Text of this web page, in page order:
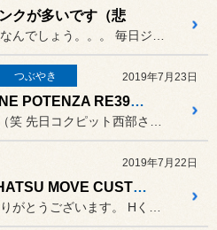
クが多いです（悲
つぶやき 2019年7月23日
BRIDGESTONE POTENZA RE39R ⁉ ❓
2019年7月22日
LA160S DAIHATSU MOVE CUSTOM ✖ LAYERED SOUND（レイヤードサウンド）インストール♫